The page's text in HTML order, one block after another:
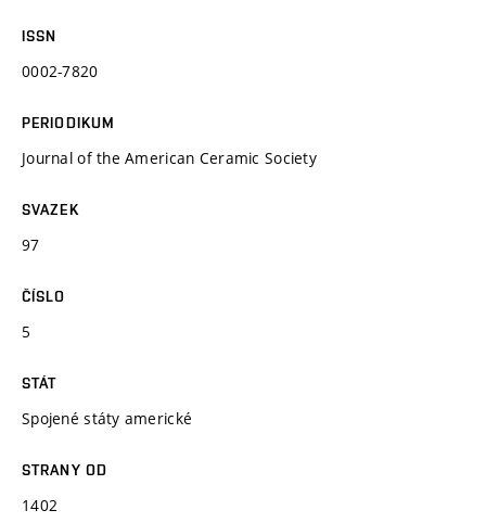
ISSN
0002-7820
PERIODIKUM
Journal of the American Ceramic Society
SVAZEK
97
ČÍSLO
5
STÁT
Spojené státy americké
STRANY OD
1402